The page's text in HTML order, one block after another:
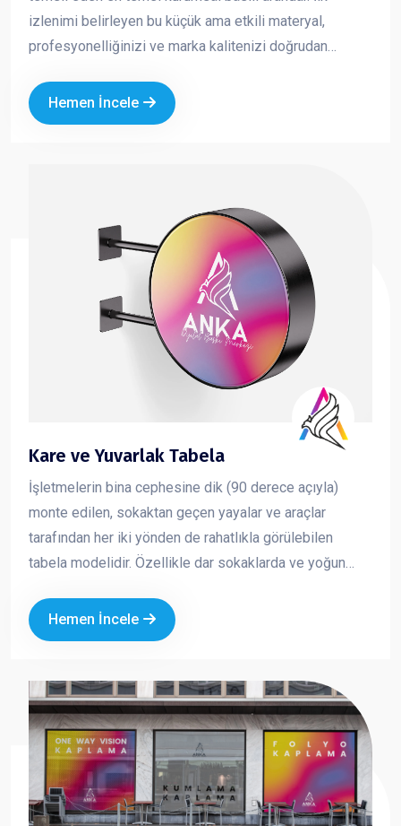
izlenimi belirleyen bu küçük ama etkili materyal,
profesyonelliğinizi ve marka kalitenizi doğrudan
uygulamaları ile hazırlanan kartvizitler, firmanızın
prestijini artırır ve akılda kalıcılığını güçlendirir.
Hemen İncele
Kare ve Yuvarlak Tabela
İşletmelerin bina cephesine dik (90 derece açıyla)
monte edilen, sokaktan geçen yayalar ve araçlar
tarafından her iki yönden de rahatlıkla görülebilen
tabela modelidir. Özellikle dar sokaklarda ve yoğun
formlarda üretilen yan tabelalar; ışıklı veya ışıksız
seçenekleriyle markanızın dikkat çekmesini ve
Hemen İncele